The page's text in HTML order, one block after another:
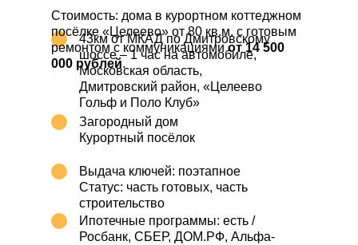
43км от МКАД по Дмитровскому
шоссе – 1 час на автомобиле,
Московская область,
Дмитровский район, «Целеево
Гольф и Поло Клуб»
Стоимость: дома в курортном коттеджном
посёлке «Целеево» от 80 кв.м. с готовым
ремонтом с коммуникациямиот 14 500
000 рублей.
Ипотечные программы: есть /
Росбанк, СБЕР, ДОМ.РФ, Альфа-
Загородный дом
Курортный посёлок
Выдача ключей: поэтапное
Статус: часть готовых, часть
строительство